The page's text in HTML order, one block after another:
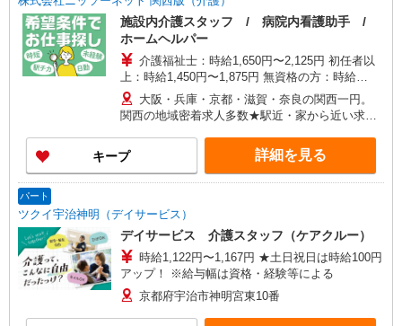
施設内介護スタッフ / 病院内看護助手 /
ホームヘルパー
介護福祉士：時給1,650円〜2,125円 初任者以
上：時給1,450円〜1,875円 無資格の方：時給
1,350円〜1,750円 ※給与幅は勤務先による +交通
費、諸手当（勤務先による） +0円で介護資格が取
れる （別途規定） ★給与日払い制度あり！
大阪・兵庫・京都・滋賀・奈良の関西一円。
関西の地域密着求人多数★駅近・家から近い求人
キープ 詳細を見る
パート
ツクイ宇治神明（デイサービス）
デイサービス 介護スタッフ（ケアクルー）
時給1,122円〜1,167円 ★土日祝日は時給100円
アップ！ ※給与幅は資格・経験等による
京都府宇治市神明宮東10番